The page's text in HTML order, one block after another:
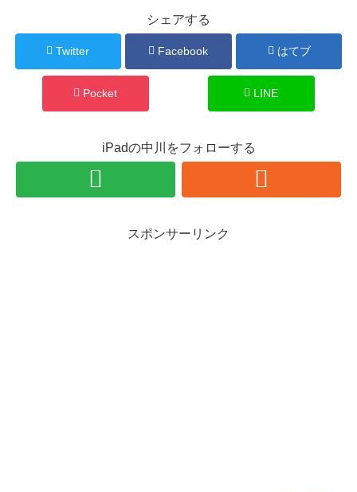
シェアする
Twitter Facebook はてブ
Pocket LINE
iPadの中川をフォローする
スポンサーリンク